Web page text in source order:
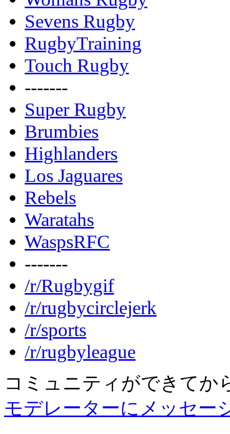
Sevens Rugby
RugbyTraining
Touch Rugby
-------
Super Rugby
Brumbies
Highlanders
Los Jaguares
Rebels
Waratahs
WaspsRFC
-------
/r/Rugbygif
/r/rugbycirclejerk
/r/sports
/r/rugbyleague
コミュニティができてか
モデレーターにメッセー